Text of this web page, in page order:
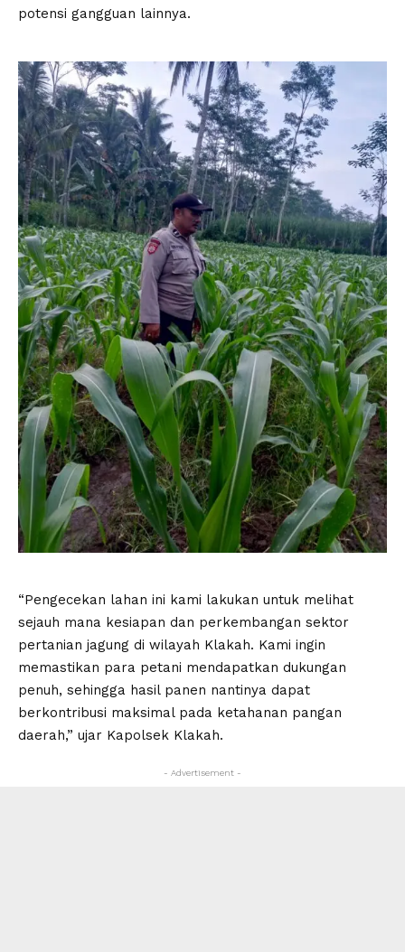
potensi gangguan lainnya.
“Pengecekan lahan ini kami lakukan untuk melihat
sejauh mana kesiapan dan perkembangan sektor
pertanian jagung di wilayah Klakah. Kami ingin
memastikan para petani mendapatkan dukungan
penuh, sehingga hasil panen nantinya dapat
berkontribusi maksimal pada ketahanan pangan
daerah,” ujar Kapolsek Klakah.
- Advertisement -